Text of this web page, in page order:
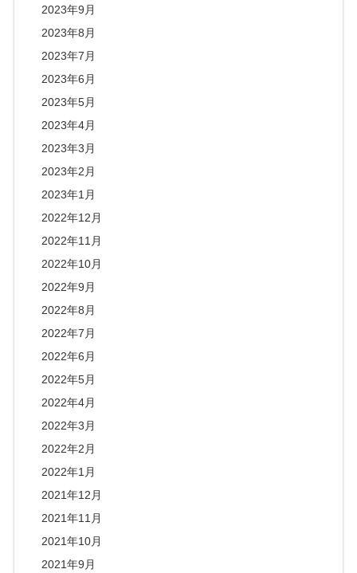
2023年9月
2023年8月
2023年7月
2023年6月
2023年5月
2023年4月
2023年3月
2023年2月
2023年1月
2022年12月
2022年11月
2022年10月
2022年9月
2022年8月
2022年7月
2022年6月
2022年5月
2022年4月
2022年3月
2022年2月
2022年1月
2021年12月
2021年11月
2021年10月
2021年9月